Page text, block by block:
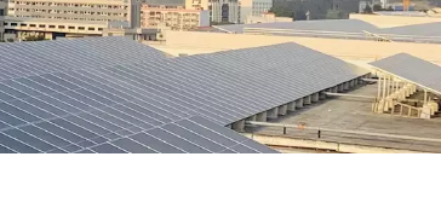
Deutsch
español
日本語